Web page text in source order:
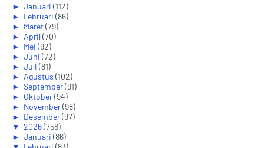
► Januari (112)
► Februari (86)
► Maret(79)
► April(70)
► Mei (92)
► Juni (72)
► Juli (81)
► Agustus (102)
► September(91)
► Oktober(94)
► November(98)
► Desember(97)
▼ 2026(758)
► Januari (86)